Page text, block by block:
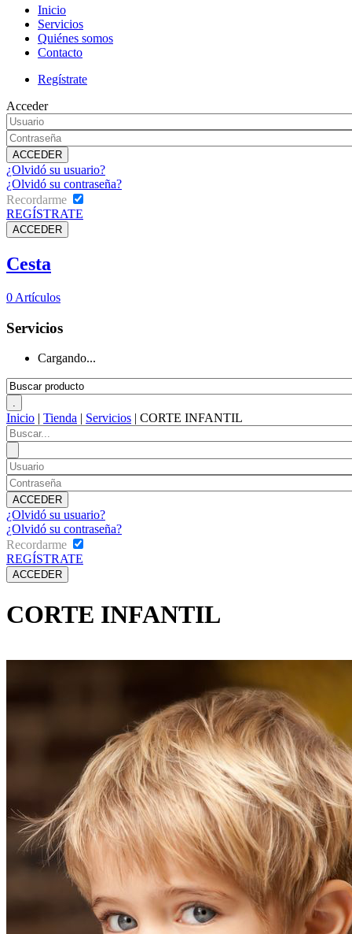
Inicio
Servicios
Quiénes somos
Contacto
Regístrate
Acceder
¿Olvidó su usuario?
¿Olvidó su contraseña?
Recordarme
REGÍSTRATE
Cesta
0 Artículos
Servicios
Cargando...
Inicio | Tienda | Servicios | CORTE INFANTIL
¿Olvidó su usuario?
¿Olvidó su contraseña?
Recordarme
REGÍSTRATE
CORTE INFANTIL